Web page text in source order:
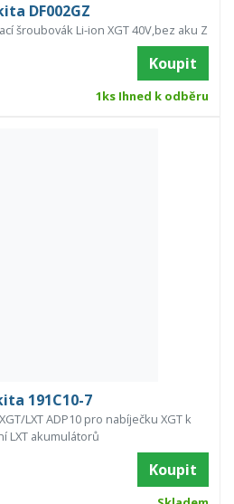
DF002GZ
šroubovák Li-ion XGT 40V,bez aku Z
Koupit
1ks Ihned k odběru
191C10-7
LXT ADP10 pro nabíječku XGT k
LXT akumulátorů
Koupit